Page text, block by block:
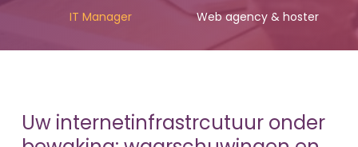
IT Manager Web agency & hoster
Uw internetinfrastrcutuur onder